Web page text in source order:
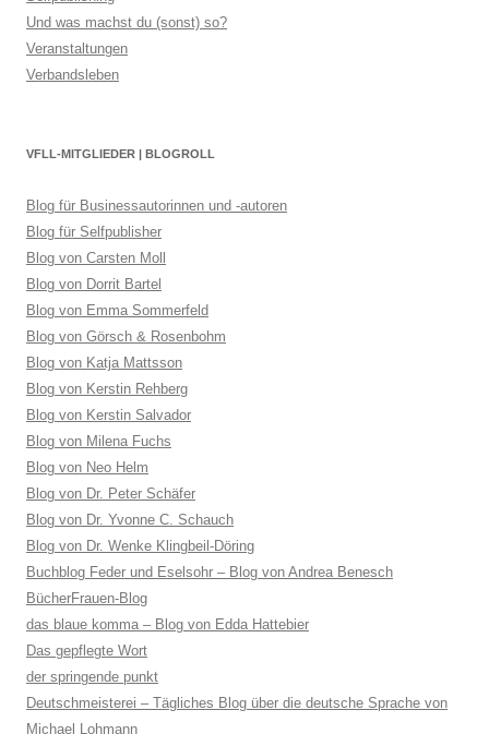
Und was machst du (sonst) so?
Veranstaltungen
Verbandsleben
VFLL-MITGLIEDER | BLOGROLL
Blog für Businessautorinnen und -autoren
Blog für Selfpublisher
Blog von Carsten Moll
Blog von Dorrit Bartel
Blog von Emma Sommerfeld
Blog von Görsch & Rosenbohm
Blog von Katja Mattsson
Blog von Kerstin Rehberg
Blog von Kerstin Salvador
Blog von Milena Fuchs
Blog von Neo Helm
Blog von Dr. Peter Schäfer
Blog von Dr. Yvonne C. Schauch
Blog von Dr. Wenke Klingbeil-Döring
Buchblog Feder und Eselsohr – Blog von Andrea Benesch
BücherFrauen-Blog
das blaue komma – Blog von Edda Hattebier
Das gepflegte Wort
der springende punkt
Deutschmeisterei – Tägliches Blog über die deutsche Sprache von
Michael Lohmann